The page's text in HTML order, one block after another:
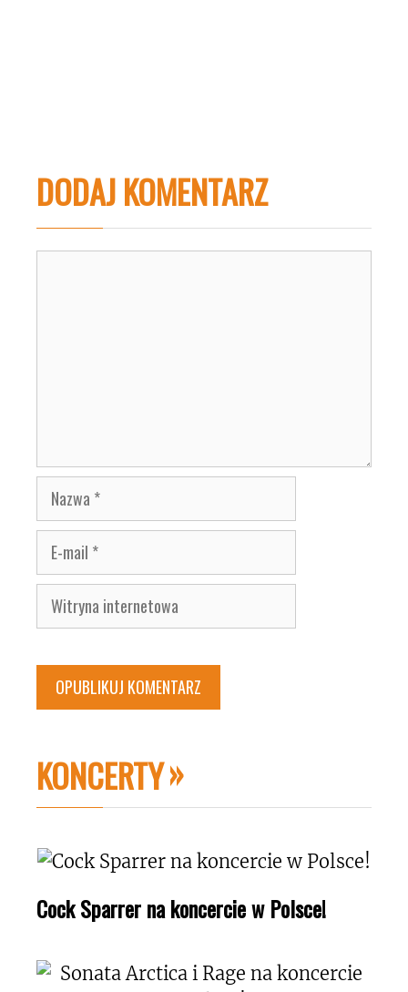
DODAJ KOMENTARZ
Nazwa
E-
mail
Witryna
internetowa
KONCERTY
Cock Sparrer na koncercie w Polsce!